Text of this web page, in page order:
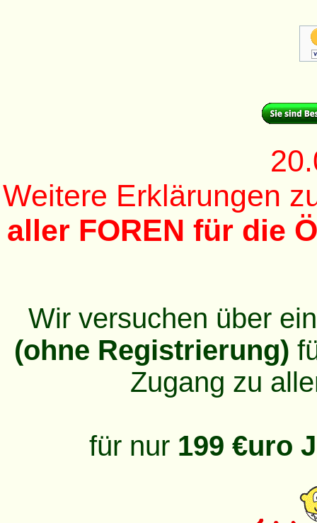
Weitere Erklärungen
aller FOREN für die
Wir versuchen über
(ohne Registrierung)
Zugang zu
für nur 199 €uro